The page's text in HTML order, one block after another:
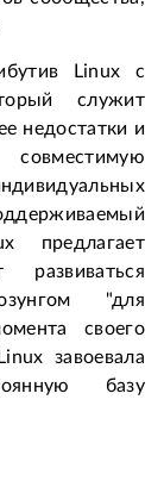
Linux с
служит
недостатки и
предлагает
"для
своего
завоевала
базу